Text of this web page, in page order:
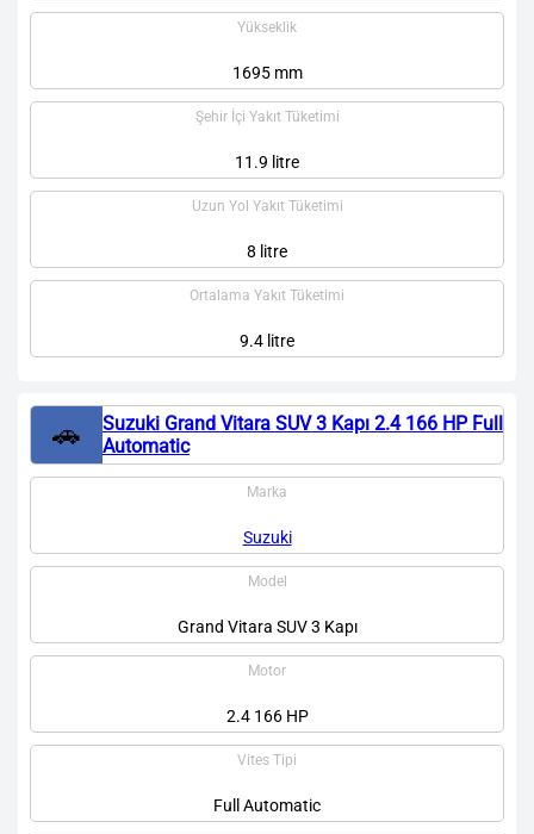
Yükseklik
1695 mm
Şehir İçi Yakıt Tüketimi
11.9 litre
Uzun Yol Yakıt Tüketimi
8 litre
Ortalama Yakıt Tüketimi
9.4 litre
🚗
Suzuki Grand Vitara SUV 3 Kapı 2.4 166 HP Full
Automatic
Marka
Suzuki
Model
Grand Vitara SUV 3 Kapı
Motor
2.4 166 HP
Vites Tipi
Full Automatic